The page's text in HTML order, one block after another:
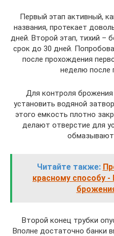
Первый этап активный,
названия, протекает
дней. Второй этап, тихий –
срок до 30 дней.
после прохождения
неделю после
Для контроля
установить водяной
этого емкость плотно
делают отверстие для
обмазывают
Читайте также:
красному способу
Второй конец трубки
Вполне достаточно банки